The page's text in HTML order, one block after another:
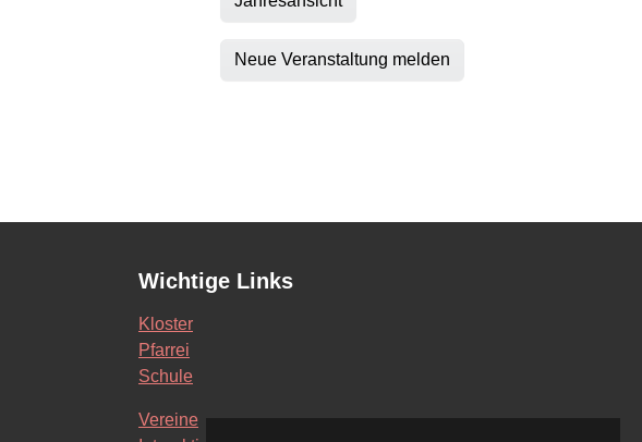
Neue Veranstaltung melden
Wichtige Links
Kloster
Pfarrei
Schule
Vereine